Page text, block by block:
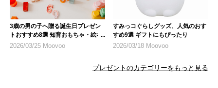
3歳の男の子へ贈る誕生日プレゼン
トおすすめ8選 知育おもちゃ・絵本
を厳選
2026/03/25 Moovoo
すみっコぐらしグッズ、人気のおす
すめ9選 ギフトにもぴったり
2026/03/18 Moovoo
プレゼントのカテゴリーをもっと見る